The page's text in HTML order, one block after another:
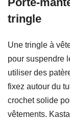
tringle
Une tringle à
pour suspendre
utiliser des
fixez autour du
crochet solide
vêtements.